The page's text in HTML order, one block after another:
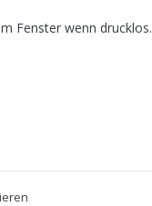
Fenster wenn drucklos.